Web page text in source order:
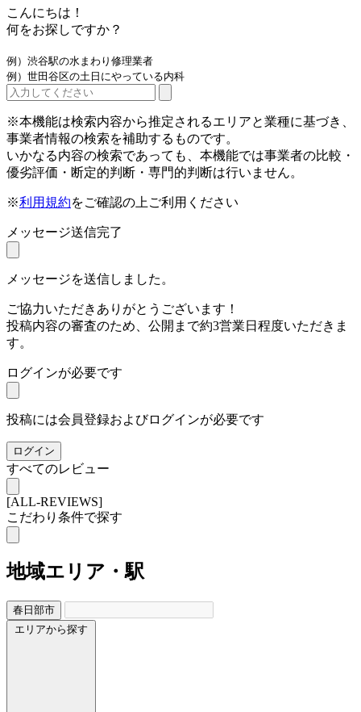
こんにちは！
何をお探しですか？
例）渋谷駅の水まわり修理業者
例）世田谷区の土日にやっている内科
※本機能は検索内容から推定されるエリアと業種に基づき、
事業者情報の検索を補助するものです。
いかなる内容の検索であっても、本機能では事業者の比較・
優劣評価・断定的判断・専門的判断は行いません。
※利用規約をご確認の上ご利用ください
メッセージ送信完了
メッセージを送信しました。
ご協力いただきありがとうございます！
投稿内容の審査のため、公開まで約3営業日程度いただきま
す。
ログインが必要です
投稿には会員登録およびログインが必要です
ログイン
すべてのレビュー
[ALL-REVIEWS]
こだわり条件で探す
地域エリア・駅
春日部市
エリアから探す